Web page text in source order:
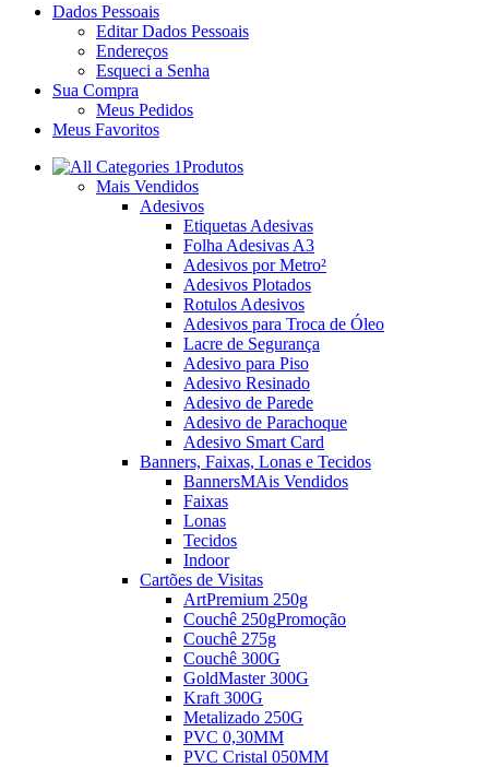
Dados Pessoais
Editar Dados Pessoais
Endereços
Esqueci a Senha
Sua Compra
Meus Pedidos
Meus Favoritos
Produtos
Mais Vendidos
Adesivos
Etiquetas Adesivas
Folha Adesivas A3
Adesivos por Metro²
Adesivos Plotados
Rotulos Adesivos
Adesivos para Troca de Óleo
Lacre de Segurança
Adesivo para Piso
Adesivo Resinado
Adesivo de Parede
Adesivo de Parachoque
Adesivo Smart Card
Banners, Faixas, Lonas e Tecidos
BannersMAis Vendidos
Faixas
Lonas
Tecidos
Indoor
Cartões de Visitas
ArtPremium 250g
Couchê 250gPromoção
Couchê 275g
Couchê 300G
GoldMaster 300G
Kraft 300G
Metalizado 250G
PVC 0,30MM
PVC Cristal 050MM